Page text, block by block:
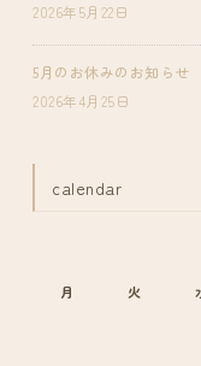
2026年5月22日
5月のお休みのお知らせ
2026年4月25日
calendar
月
火